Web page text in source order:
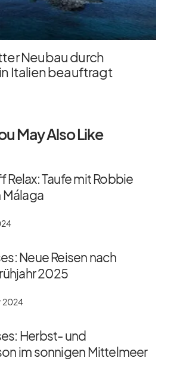
Neubau durch
Italien beauftragt
May Also Like
Relax: Taufe mit Robbie
Málaga
Neue Reisen nach
2025
2024
Herbst- und
im sonnigen Mittelmeer